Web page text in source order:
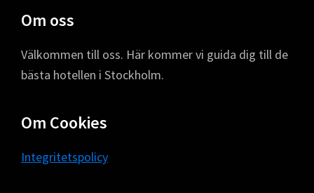
Om oss
Välkommen till oss. Här kommer vi guida dig till de
bästa hotellen i Stockholm.
Om Cookies
Integritetspolicy